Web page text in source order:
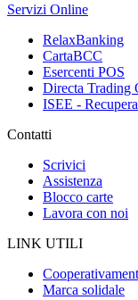
Servizi Online
RelaxBanking
CartaBCC
Esercenti POS
Directa Trading
ISEE -
Contatti
Scrivici
Assistenza
Blocco carte
Lavora con noi
LINK UTILI
Marca solidale